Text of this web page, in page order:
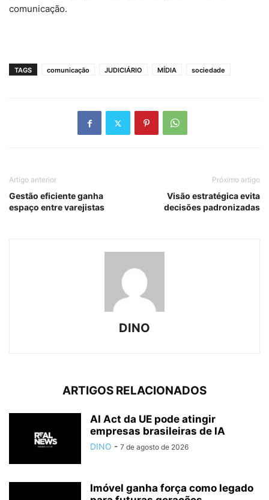
comunicação.
TAGS comunicação JUDICIÁRIO MÍDIA sociedade
Artigo anterior
Gestão eficiente ganha
espaço entre varejistas
Próximo artigo
Visão estratégica evita
decisões padronizadas
DINO
ARTIGOS RELACIONADOS
AI Act da UE pode atingir
empresas brasileiras de IA
DINO - 7 de agosto de 2026
Imóvel ganha força como legado